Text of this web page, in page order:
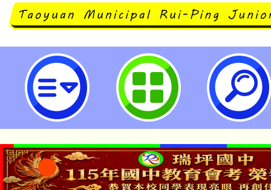
「2025金融保險知識巡迴講座列
立瑞坪國民中學